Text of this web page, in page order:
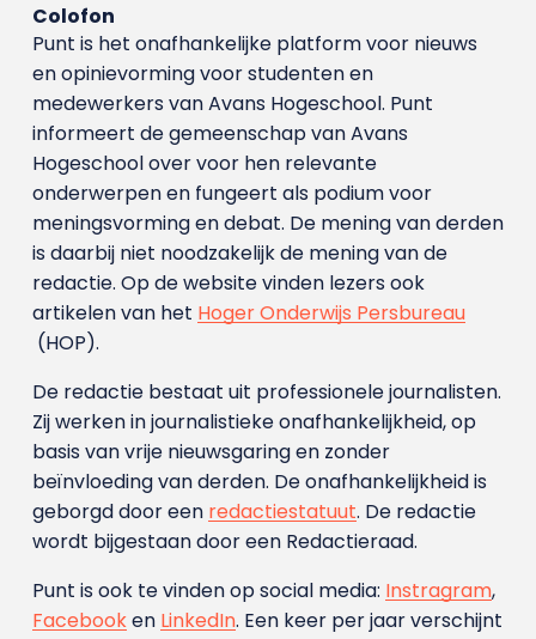
Colofon
Punt is het onafhankelijke platform voor nieuws
en opinievorming voor studenten en
medewerkers van Avans Hoge­school. Punt
informeert de gemeenschap van Avans
Hogeschool over voor hen relevante
onderwerpen en fungeert als podium voor
meningsvorming en debat. De mening van derden
is daarbij niet noodzakelijk de mening van de
redactie. Op de website vinden lezers ook
artikelen van het Hoger Onderwijs Persbureau
(HOP).
De redactie bestaat uit professionele journalisten.
Zij werken in journalistieke onafhankelijkheid, op
basis van vrije nieuwsgaring en zonder
beïnvloeding van derden. De onafhankelijkheid is
geborgd door een redactiestatuut. De redactie
wordt bijgestaan door een Redactieraad.
Punt is ook te vinden op social media: Instragram,
Facebooken LinkedIn. Een keer per jaar verschijnt